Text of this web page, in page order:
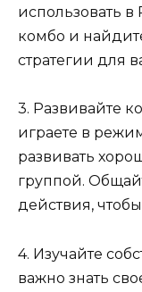
использовать
комбо и
стратегии для
3. Развивайте
играете в
развивать
группой.
действия,
4. Изучайте
важно знать